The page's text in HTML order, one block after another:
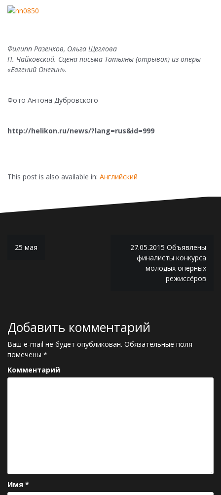
Филипп Разенков, Ольга Щеглова
П. Чайковский. Сцена письма Татьяны (отрывок) из оперы
«Евгений Онегин».
Фото Антона Дубровского
http://helikon.ru/news/?lang=rus&id=999
This post is also available in: Английский
Н
г
а
ц
и
я
и
25 мая
27.05.2015 Объявлены
финалисты конкурса
молодых оперных
режиссёров
Добавить комментарий
Ваш e-mail не будет опубликован. Обязательные поля
помечены *
Комментарий
Имя *